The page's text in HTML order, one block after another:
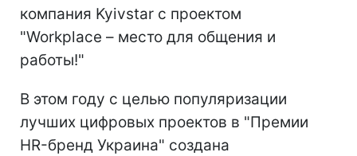
компания Kyivstar с проектом
"Workplace – место для общения и
работы!"
В этом году с целью популяризации
лучших цифровых проектов в "Премии
HR-бренд Украина" создана